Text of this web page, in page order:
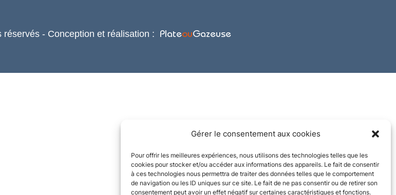
Gérer le consentement aux cookies
Pour offrir les meilleures expériences, nous utilisons des technologies telles que les
cookies pour stocker et/ou accéder aux informations des appareils. Le fait de consentir
à ces technologies nous permettra de traiter des données telles que le comportement
de navigation ou les ID uniques sur ce site. Le fait de ne pas consentir ou de retirer son
consentement peut avoir un effet négatif sur certaines caractéristiques et fonctions.
- Conception et réalisation : PlateouGazeuse